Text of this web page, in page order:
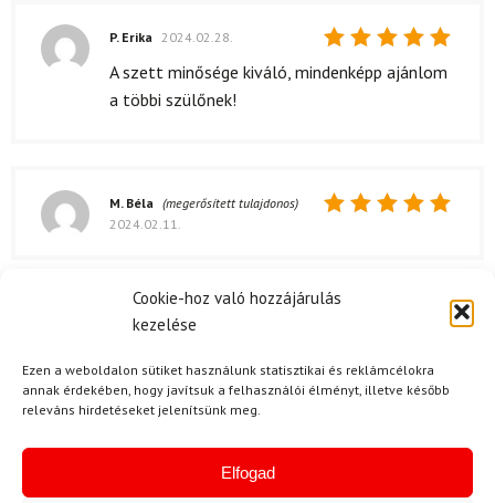
Cookie-hoz való hozzájárulás
kezelése
Ezen a weboldalon sütiket használunk statisztikai és reklámcélokra
annak érdekében, hogy javítsuk a felhasználói élményt, illetve később
releváns hirdetéseket jelenítsünk meg.
Elfogad
Értékelés:
/ 5
P. Erika 2024.02.28.
A szett minősége kiváló, mindenképp ajánlom
a többi szülőnek!
M. Béla (megerősített tulajdonos)
2024.02.11.
Kérdése van?
Kérdése van?